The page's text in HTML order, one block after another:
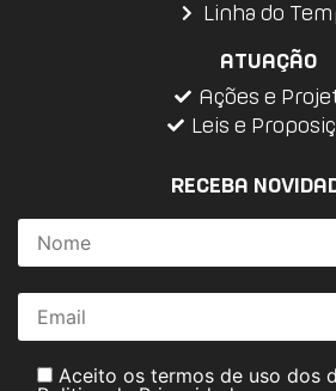
Linha do
ATUAÇÃO
Ações e
Leis e
RECEBA
Aceito os termos de uso dos